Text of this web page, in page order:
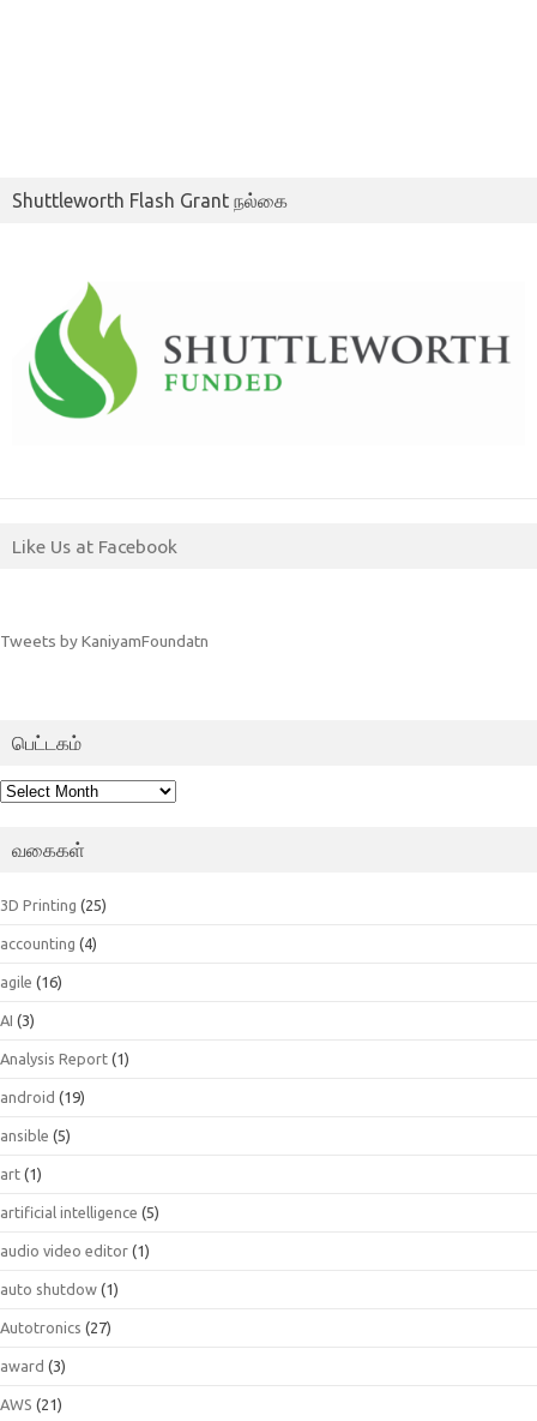
Shuttleworth Flash Grant நல்கை
Like Us at Facebook
Tweets by KaniyamFoundatn
பெட்டகம்
பெட்டகம்
வகைகள்
3D Printing (25)
accounting (4)
agile (16)
AI (3)
Analysis Report (1)
android (19)
ansible (5)
art (1)
artificial intelligence (5)
audio video editor (1)
auto shutdow (1)
Autotronics (27)
award (3)
AWS (21)